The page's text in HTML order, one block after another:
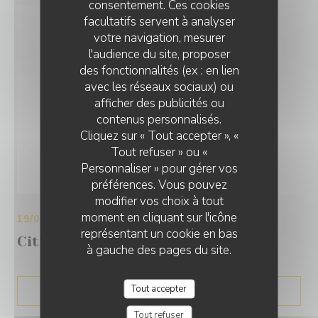
consentement. Ces cookies
facultatifs servent à analyser
votre navigation, mesurer
l'audience du site, proposer
des fonctionnalités (ex : en lien
avec les réseaux sociaux) ou
afficher des publicités ou
contenus personnalisés.
Cliquez sur « Tout accepter », «
Tout refuser » ou «
Personnaliser » pour gérer vos
préférences. Vous pouvez
modifier vos choix à tout
moment en cliquant sur l'icône
représentant un cookie en bas
à gauche des pages du site.
Tout accepter
Tout refuser
Citrus: un zeste d'exotisme
19/09/2017
VOIR L'ARTICLE